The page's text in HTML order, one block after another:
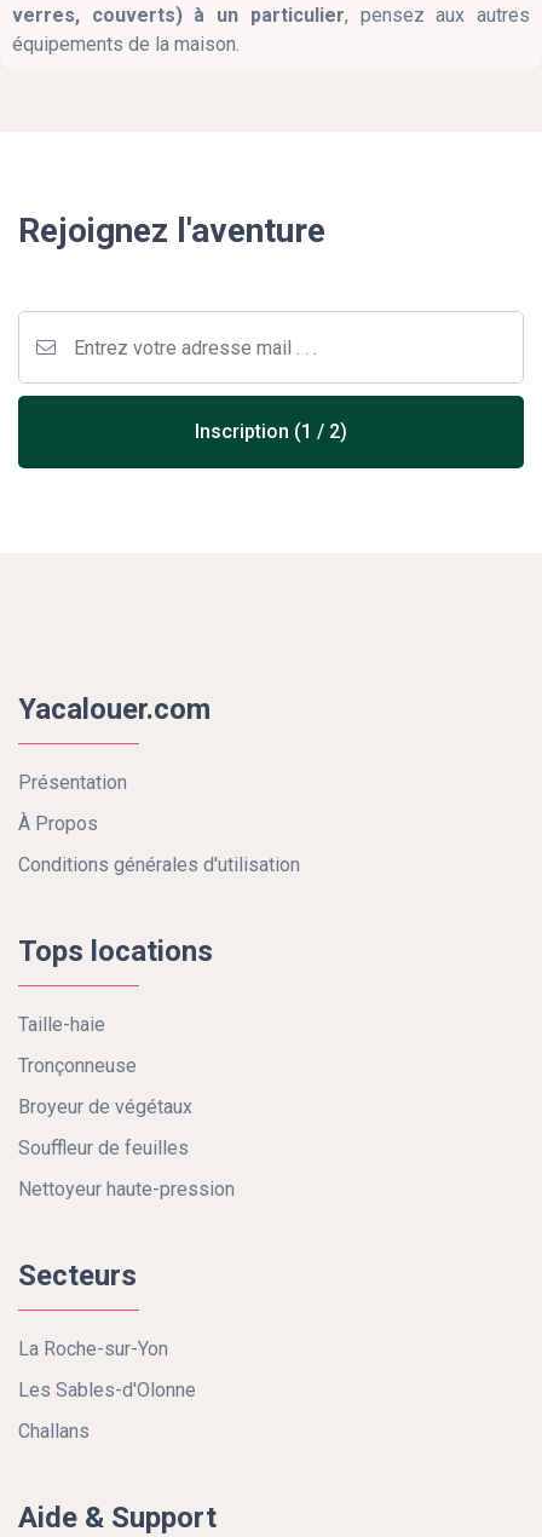
verres, couverts) à un particulier, pensez aux autres
équipements de la maison.
Rejoignez l'aventure
Inscription (1 / 2)
Yacalouer.com
Présentation
À Propos
Conditions générales d'utilisation
Tops locations
Taille-haie
Tronçonneuse
Broyeur de végétaux
Souffleur de feuilles
Nettoyeur haute-pression
Secteurs
La Roche-sur-Yon
Les Sables-d'Olonne
Challans
Aide & Support